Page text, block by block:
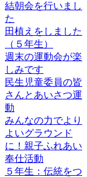
結朝会を行いまし
た
田植えをしました
（５年生）
週末の運動会が楽
しみです
民生児童委員の皆
さんとあいさつ運
動
みんなの力でより
よいグラウンド
に！親子ふれあい
奉仕活動
５年生：伝統をつ